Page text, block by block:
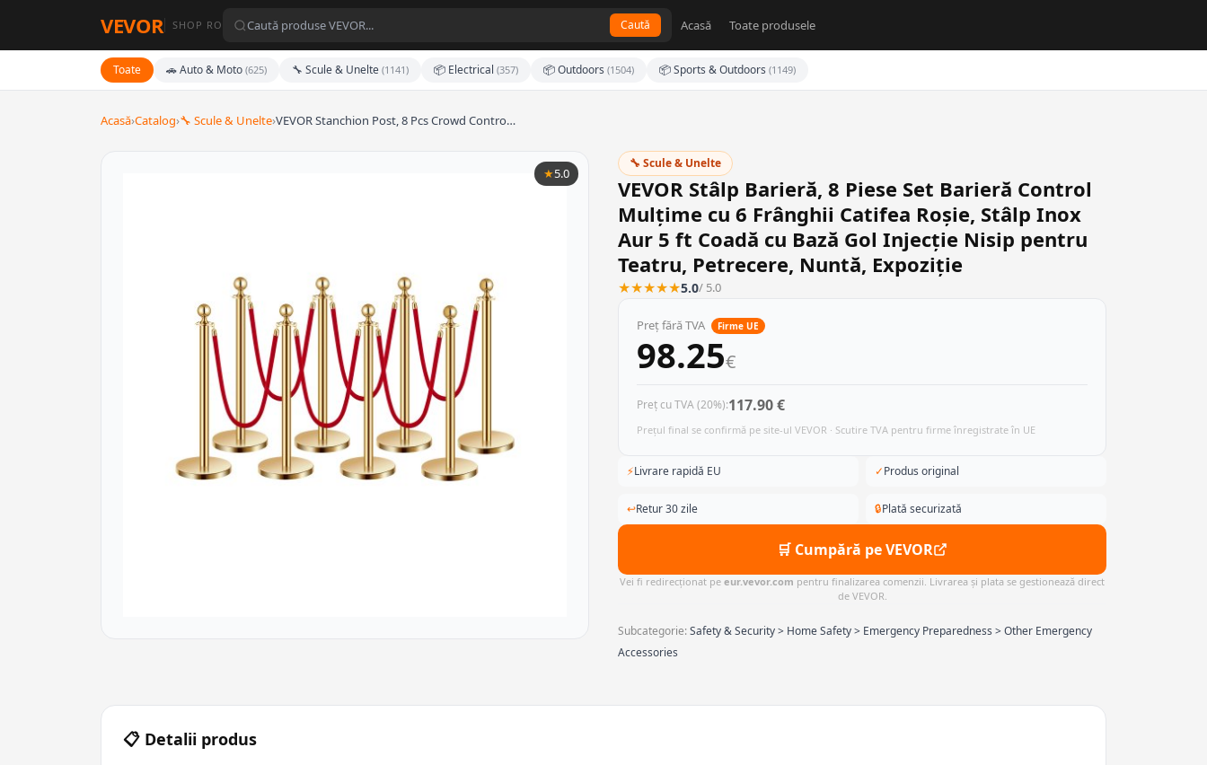
VEVOR SHOP RO Caută Acasă Toate produsele
Toate 🚗 Auto & Moto (625) 🔧 Scule & Unelte (1141) 📦 Electrical (357) 📦 Outdoors (1504) 📦 Sports & Outdoors (1149)
Acasă›Catalog›🔧 Scule & Unelte›VEVOR Stanchion Post, 8 Pcs Crowd Contro…
★5.0
🔧 Scule & Unelte
VEVOR Stâlp Barieră, 8 Piese Set Barieră Control
Mulțime cu 6 Frânghii Catifea Roșie, Stâlp Inox
Aur 5 ft Coadă cu Bază Gol Injecție Nisip pentru
Teatru, Petrecere, Nuntă, Expoziție
★★★★★5.0/ 5.0
Preț fără TVA Firme UE
98.25€
Preț cu TVA (20%):117.90 €
Prețul final se confirmă pe site-ul VEVOR · Scutire TVA pentru firme înregistrate în UE
⚡Livrare rapidă EU ✓Produs original
↩Retur 30 zile 🔒Plată securizată
🛒 Cumpără pe VEVOR
Vei fi redirecționat pe eur.vevor.com pentru finalizarea comenzii. Livrarea și plata se gestionează direct
de VEVOR.
Subcategorie:Safety & Security > Home Safety > Emergency Preparedness > Other Emergency
Accessories
📋 Detalii produs